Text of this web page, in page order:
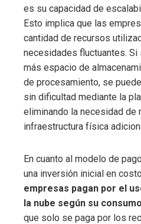
es su capacidad de
Esto implica que las
cantidad de recursos
necesidades fluctuantes. Si
más espacio de
de procesamiento, se
sin dificultad mediante la
eliminando la necesidad de
infraestructura física
En cuanto al modelo de
una inversión inicial en
empresas pagan por el
la nube según su
que solo se paga por los